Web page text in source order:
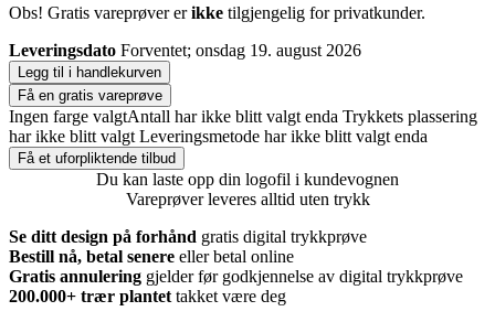
Obs! Gratis vareprøver erikke tilgjengelig for privatkunder.
Leveringsdato Forventet; onsdag 19. august 2026
Legg til i handlekurven
Få en gratis vareprøve
Ingen farge valgtAntall har ikke blitt valgt enda Trykkets plassering
har ikke blitt valgt Leveringsmetode har ikke blitt valgt enda
Få et uforpliktende tilbud
Du kan laste opp din logofil i kundevognen
Vareprøver leveres alltid uten trykk
Se ditt design på forhånd gratis digital trykkprøve
Bestill nå, betal senere eller betal online
Gratis annulering gjelder før godkjennelse av digital trykkprøve
200.000+ trær plantet takket være deg